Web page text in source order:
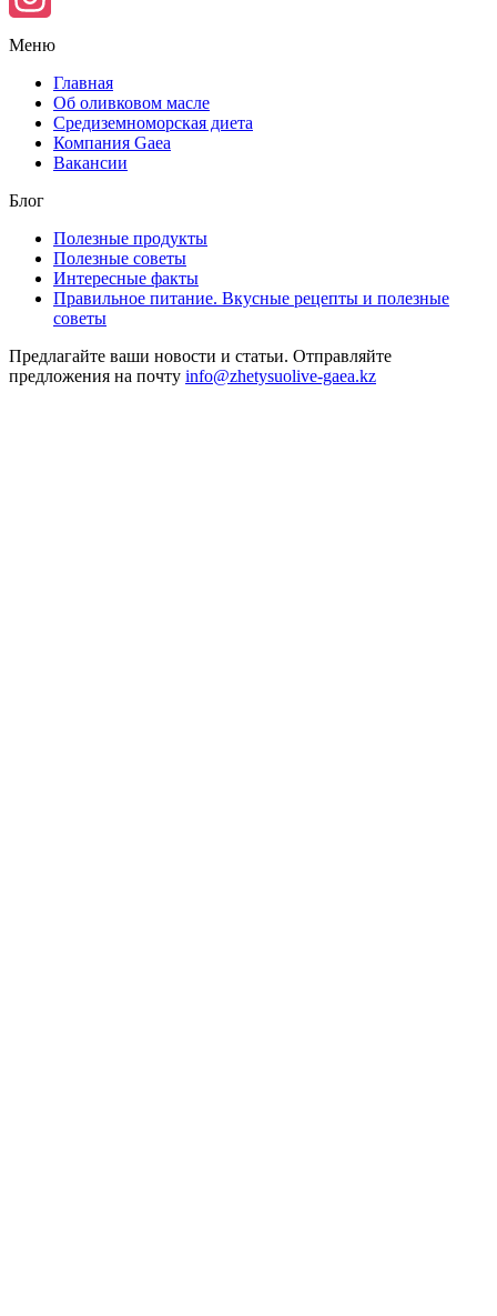
Instagram
Меню
Главная
Об оливковом масле
Средиземноморская диета
Компания Gaea
Вакансии
Блог
Полезные продукты
Полезные советы
Интересные факты
Правильное питание. Вкусные рецепты и полезные
советы
Предлагайте ваши новости и статьи. Отправляйте
предложения на почту info@zhetysuolive-gaea.kz